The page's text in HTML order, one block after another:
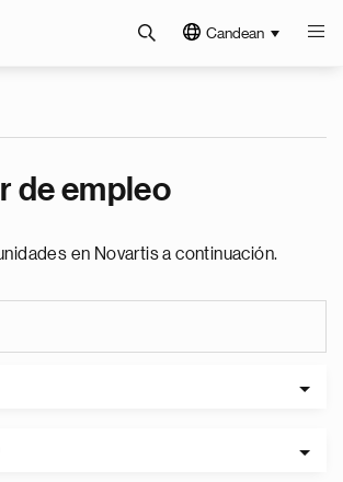
Candean
de empleo
en Novartis a continuación.